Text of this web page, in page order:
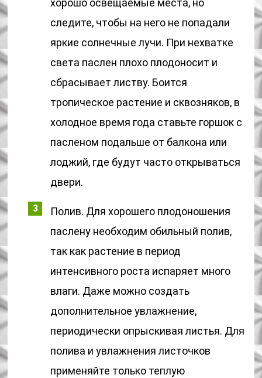
хорошо освещаемые места, но
следите, чтобы на него не попадали
яркие солнечные лучи. При нехватке
света паслен плохо плодоносит и
сбрасывает листву. Боится
тропическое растение и сквозняков, в
холодное время года ставьте горшок с
пасленом подальше от балкона или
лоджий, где будут часто открываться
двери.
Полив. Для хорошего плодоношения
паслену необходим обильный полив,
так как растение в период
интенсивного роста испаряет много
влаги. Даже можно создать
дополнительное увлажнение,
периодически опрыскивая листья. Для
полива и увлажнения листочков
применяйте только теплую